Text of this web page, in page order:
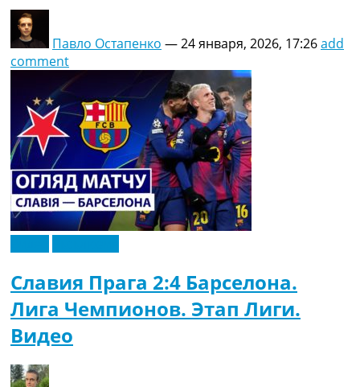
Павло Остапенко —24 января, 2026, 17:26add
comment
Славия Прага 2:4 Барселона.
Лига Чемпионов. Этап Лиги.
Видео